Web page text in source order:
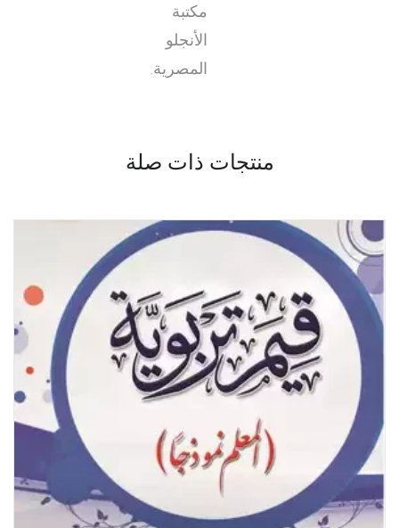
مكتبة
الأنجلو
المصرية.
منتجات ذات صلة